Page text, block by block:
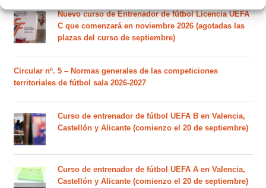
Nuevo curso de Entrenador de fútbol Licencia UEFA
C que comenzará en noviembre 2026 (agotadas las
plazas del curso de septiembre)
Circular nº. 5 – Normas generales de las competiciones
territoriales de fútbol sala 2026-2027
Curso de entrenador de fútbol UEFA B en Valencia,
Castellón y Alicante (comienzo el 20 de septiembre)
Curso de entrenador de fútbol UEFA A en Valencia,
Castellón y Alicante (comienzo el 20 de septiembre)